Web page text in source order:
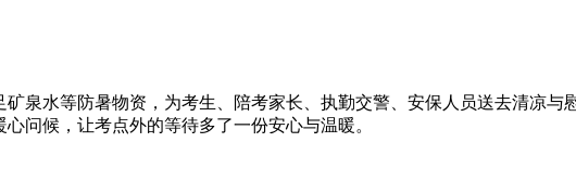
泉水等防暑物资，为考生、陪考家长、执勤交警、安保人员送去清凉与
问候，让考点外的等待多了一份安心与温暖。